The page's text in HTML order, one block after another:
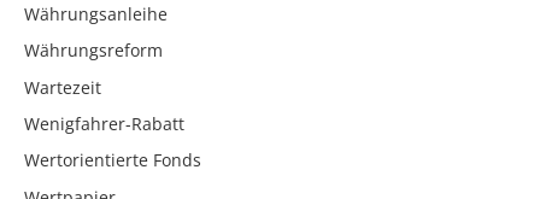
Währungsanleihe
Währungsreform
Wartezeit
Wenigfahrer-Rabatt
Wertorientierte Fonds